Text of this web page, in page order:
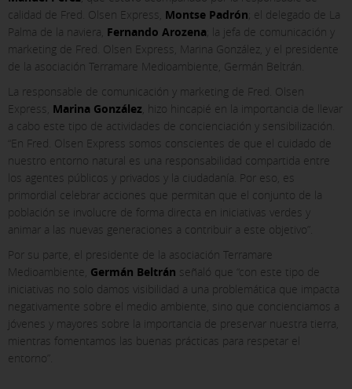
calidad de Fred. Olsen Express, Montse Padrón; el delegado de La
Palma de la naviera, Fernando Arozena; la jefa de comunicación y
marketing de Fred. Olsen Express, Marina González, y el presidente
de la asociación Terramare Medioambiente, Germán Beltrán.
La responsable de comunicación y marketing de Fred. Olsen
Express, Marina González, hizo hincapié en la importancia de llevar
a cabo este tipo de actividades de concienciación y sensibilización.
“En Fred. Olsen Express somos conscientes de que el cuidado de
nuestro entorno natural es una responsabilidad compartida entre
los agentes públicos y privados y la ciudadanía. Por eso, es
primordial celebrar acciones que permitan que el conjunto de la
población se involucre de forma directa en iniciativas verdes y
animar a las nuevas generaciones a contribuir a este objetivo”.
Por su parte, el presidente de la asociación Terramare
Medioambiente, Germán Beltrán señaló que “con este tipo de
iniciativas no solo damos visibilidad a una problemática que impacta
negativamente sobre el medio ambiente, sino que concienciamos a
jóvenes y mayores sobre la importancia de preservar nuestra tierra,
mientras fomentamos las buenas prácticas para respetar el
entorno”.
X
CONFIGURACIÓN DE COOKIES
ACEPTAR TODAS
Cookies necesarias
Estas cookies son necesarias y no se pueden desactivar en
nuestros sistemas. Puedes configurar tu navegador para
bloquear o alertar sobre estas cookies, pero algunas áreas